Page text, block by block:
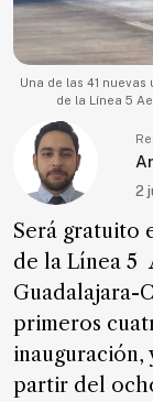
Economía
Real
Estate
Gente
SUSCRIPTORES
digital
Una de las 41
de la Línea 5
2
Será gratuito
de la Línea 5
Guadalajara-
primeros
inauguración,
partir del